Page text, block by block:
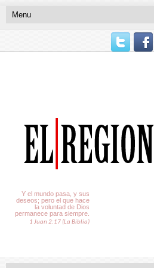
Y el mundo pasa, y sus
deseos; pero el que hace
la voluntad de Dios
permanece para siempre.
1 Juan 2:17 (La Biblia)